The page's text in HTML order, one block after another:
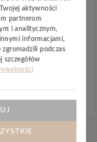
. Sprawdzą
jest duże natężenie
z instalacją
. Dzięki technologii
oraz
aktywności
partnerom
i analitycznym,
informacjami,
zgromadzili podczas
szczegółów